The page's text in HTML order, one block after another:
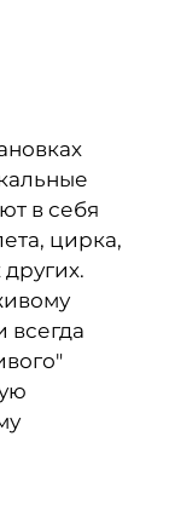
в себя
цирка,
всегда